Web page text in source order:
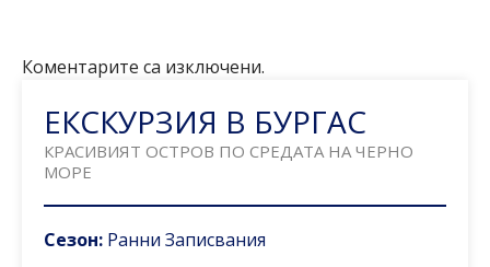
Коментарите са изключени.
ЕКСКУРЗИЯ В БУРГАС
КРАСИВИЯТ ОСТРОВ ПО СРЕДАТА НА ЧЕРНО
МОРЕ
Сезон: Ранни Записвания